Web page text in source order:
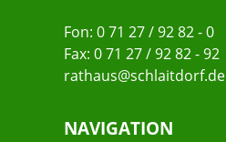
Fon: 0 71 27 / 92 82 - 0
Fax: 0 71 27 / 92 82 - 92
rathaus@schlaitdorf.de
NAVIGATION